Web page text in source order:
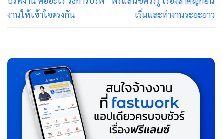
งานให้เข้าใจตรงกัน
เริ่มและทำงานระยะยาว